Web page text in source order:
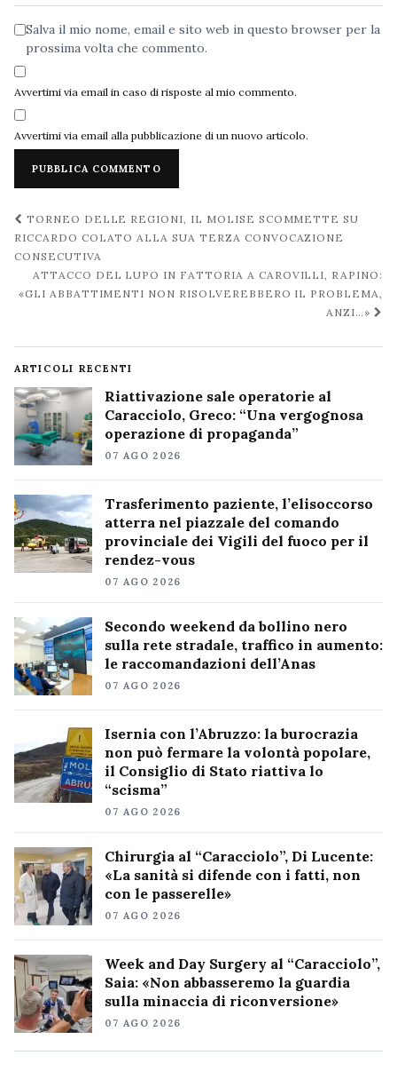
Salva il mio nome, email e sito web in questo browser per la
prossima volta che commento.
Avvertimi via email in caso di risposte al mio commento.
Avvertimi via email alla pubblicazione di un nuovo articolo.
Navigazione
post
TORNEO DELLE REGIONI, IL MOLISE SCOMMETTE SU
RICCARDO COLATO ALLA SUA TERZA CONVOCAZIONE
CONSECUTIVA
ATTACCO DEL LUPO IN FATTORIA A CAROVILLI, RAPINO:
«GLI ABBATTIMENTI NON RISOLVEREBBERO IL PROBLEMA,
ANZI…»
ARTICOLI RECENTI
Riattivazione sale operatorie al
Caracciolo, Greco: “Una vergognosa
operazione di propaganda”
07 AGO 2026
Trasferimento paziente, l’elisoccorso
atterra nel piazzale del comando
provinciale dei Vigili del fuoco per il
rendez-vous
07 AGO 2026
Secondo weekend da bollino nero
sulla rete stradale, traffico in aumento:
le raccomandazioni dell’Anas
07 AGO 2026
Isernia con l’Abruzzo: la burocrazia
non può fermare la volontà popolare,
il Consiglio di Stato riattiva lo
“scisma”
07 AGO 2026
Chirurgia al “Caracciolo”, Di Lucente:
«La sanità si difende con i fatti, non
con le passerelle»
07 AGO 2026
Week and Day Surgery al “Caracciolo”,
Saia: «Non abbasseremo la guardia
sulla minaccia di riconversione»
07 AGO 2026